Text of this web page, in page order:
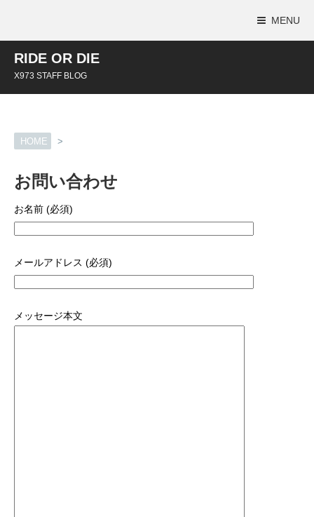
MENU
RIDE OR DIE
X973 STAFF BLOG
HOME >
お問い合わせ
お名前 (必須)
メールアドレス (必須)
メッセージ本文